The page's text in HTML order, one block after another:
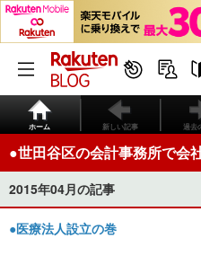
ホーム 新しい記事 過去
●世田谷区の会計事務所で会
2015年04月の記事
●医療法人設立の巻